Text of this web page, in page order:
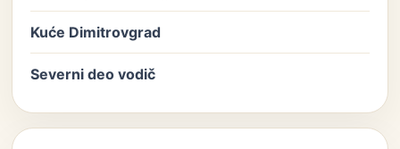
Kuće Dimitrovgrad
Severni deo vodič